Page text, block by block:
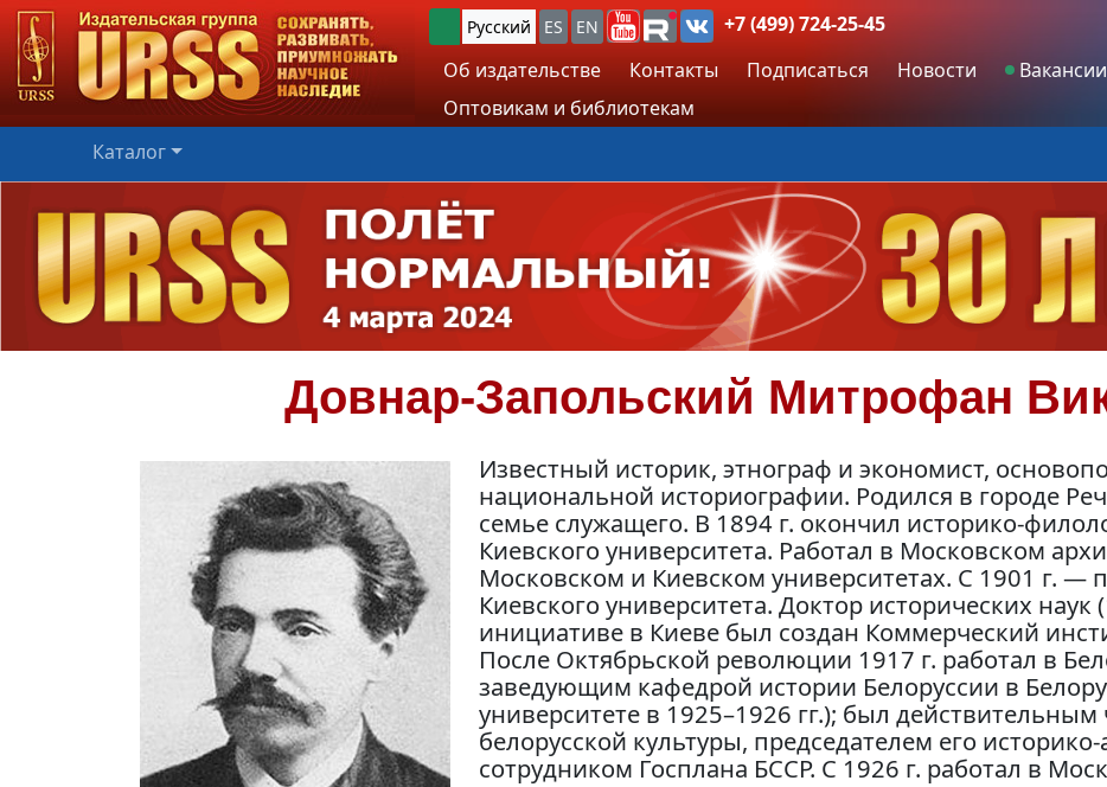
Русский ES EN
+7 (499) 724-25-45
Об издательстве
Контакты Подписаться Новости Вакансии
Оптовикам и библиотекам
Каталог
Довнар-Запольский Митрофан
Известный историк, этнограф и экономист,
национальной историографии. Родился в городе
семье служащего. В 1894 г. окончил историко-
Киевского университета. Работал в Московском
Московском и Киевском университетах. С 1901 г. —
Киевского университета. Доктор исторических наук
инициативе в Киеве был создан Коммерческий
После Октябрьской революции 1917 г. работал в
заведующим кафедрой истории Белоруссии в
университете в 1925–1926 гг.); был
белорусской культуры, председателем его
сотрудником Госплана БССР. С 1926 г. работал в